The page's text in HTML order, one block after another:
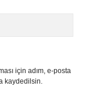
için adım, e-posta
kaydedilsin.